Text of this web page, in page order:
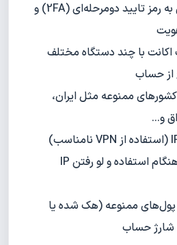
عدم دسترسی به رمز تایید دومرحله‌ای (2FA) و
اکانت با چند دستگاه مختلف
از حساب
استفاده از IP کشورهای ممنوعه مثل ایران،
و...
قطع VPN در هنگام استفاده و لو رفتن IP
پول‌های ممنوعه (هک شده یا
شارژ حساب